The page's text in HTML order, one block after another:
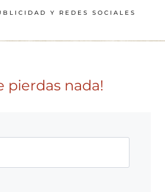
Y REDES SOCIALES
pierdas nada!